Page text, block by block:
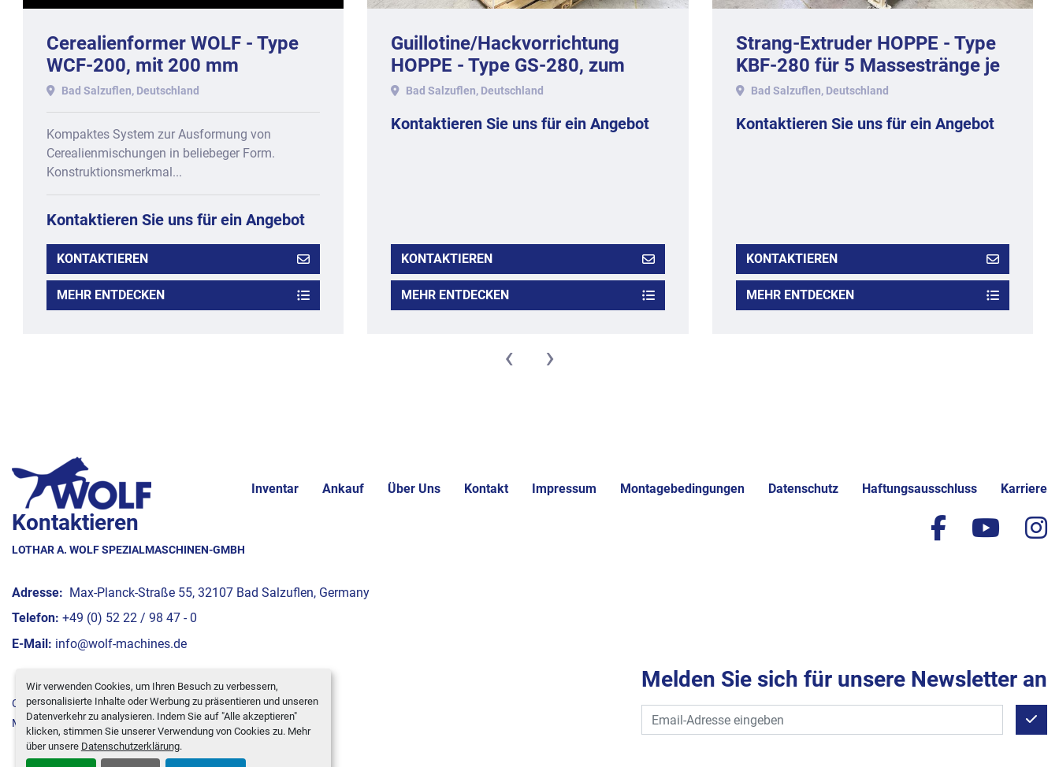
Wir verwenden Cookies, um Ihren Besuch zu verbessern,
personalisierte Inhalte oder Werbung zu präsentieren und unseren
Datenverkehr zu analysieren. Indem Sie auf "Alle akzeptieren"
klicken, stimmen Sie unserer Verwendung von Cookies zu. Mehr
über unsere Datenschutzerklärung.
Cerealienformer WOLF - Type
WCF-200, mit 200 mm
Arbeitsbreite.
Bad Salzuflen, Deutschland
Kompaktes System zur Ausformung von
Cerealienmischungen in beliebeger Form.
Konstruktionsmerkmal...
Kontaktieren Sie uns für ein Angebot
KONTAKTIEREN
MEHR ENTDECKEN
Guillotine/Hackvorrichtung
HOPPE - Type GS-280, zum
Ablängen der Stränge.
Bad Salzuflen, Deutschland
Kontaktieren Sie uns für ein Angebot
KONTAKTIEREN
MEHR ENTDECKEN
Strang-Extruder HOPPE - Type
KBF-280 für 5 Massestränge je
ca. 10 mm.
Bad Salzuflen, Deutschland
Kontaktieren Sie uns für ein Angebot
KONTAKTIEREN
MEHR ENTDECKEN
‹ ›
Inventar Ankauf Über Uns Kontakt Impressum Montagebedingungen Datenschutz Haftungsausschluss Karriere
Kontaktieren
LOTHAR A. WOLF SPEZIALMASCHINEN-GMBH
Adresse: Max-Planck-Straße 55, 32107 Bad Salzuflen, Germany
Telefon: +49 (0) 52 22 / 98 47 - 0
E-Mail: info@wolf-machines.de
Cookie-Einstellungen
Machinio System-Website vonMachinio
facebook
Melden Sie sich für unsere Newsletter an